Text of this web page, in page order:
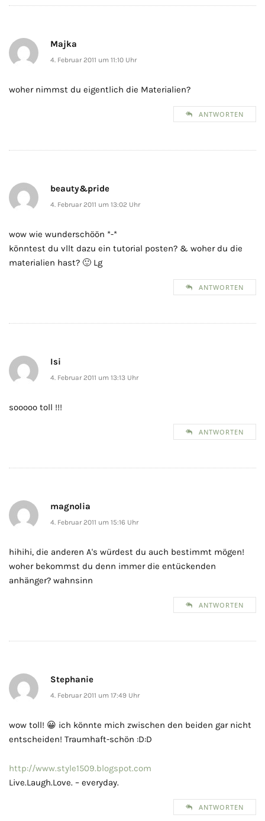
Majka
4. Februar 2011 um 11:10 Uhr
woher nimmst du eigentlich die Materialien?
ANTWORTEN
beauty&pride
4. Februar 2011 um 13:02 Uhr
wow wie wunderschöön *-*
könntest du vllt dazu ein tutorial posten? & woher du die
materialien hast? 🙂 Lg
ANTWORTEN
Isi
4. Februar 2011 um 13:13 Uhr
sooooo toll !!!
ANTWORTEN
magnolia
4. Februar 2011 um 15:16 Uhr
hihihi, die anderen A's würdest du auch bestimmt mögen!
woher bekommst du denn immer die entückenden
anhänger? wahnsinn
ANTWORTEN
Stephanie
4. Februar 2011 um 17:49 Uhr
wow toll! 😀 ich könnte mich zwischen den beiden gar nicht
entscheiden! Traumhaft-schön :D:D
http://www.style1509.blogspot.com
Live.Laugh.Love. – everyday.
ANTWORTEN